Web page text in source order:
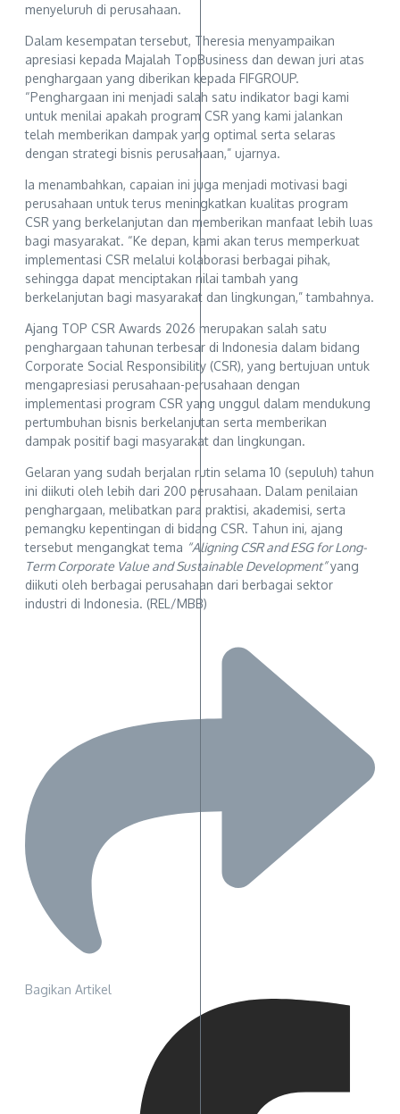
menyeluruh di perusahaan.
Dalam kesempatan tersebut, Theresia menyampaikan
apresiasi kepada Majalah TopBusiness dan dewan juri atas
penghargaan yang diberikan kepada FIFGROUP.
“Penghargaan ini menjadi salah satu indikator bagi kami
untuk menilai apakah program CSR yang kami jalankan
telah memberikan dampak yang optimal serta selaras
dengan strategi bisnis perusahaan,” ujarnya.
Ia menambahkan, capaian ini juga menjadi motivasi bagi
perusahaan untuk terus meningkatkan kualitas program
CSR yang berkelanjutan dan memberikan manfaat lebih luas
bagi masyarakat. “Ke depan, kami akan terus memperkuat
implementasi CSR melalui kolaborasi berbagai pihak,
sehingga dapat menciptakan nilai tambah yang
berkelanjutan bagi masyarakat dan lingkungan,” tambahnya.
Ajang TOP CSR Awards 2026 merupakan salah satu
penghargaan tahunan terbesar di Indonesia dalam bidang
Corporate Social Responsibility (CSR), yang bertujuan untuk
mengapresiasi perusahaan-perusahaan dengan
implementasi program CSR yang unggul dalam mendukung
pertumbuhan bisnis berkelanjutan serta memberikan
dampak positif bagi masyarakat dan lingkungan.
Gelaran yang sudah berjalan rutin selama 10 (sepuluh) tahun
ini diikuti oleh lebih dari 200 perusahaan. Dalam penilaian
penghargaan, melibatkan para praktisi, akademisi, serta
pemangku kepentingan di bidang CSR. Tahun ini, ajang
tersebut mengangkat tema “Aligning CSR and ESG for Long-
Term Corporate Value and Sustainable Development”yang
diikuti oleh berbagai perusahaan dari berbagai sektor
industri di Indonesia. (REL/MBB)
Bagikan Artikel